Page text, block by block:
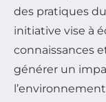
des pratiques
initiative vise à
connaissances
générer un